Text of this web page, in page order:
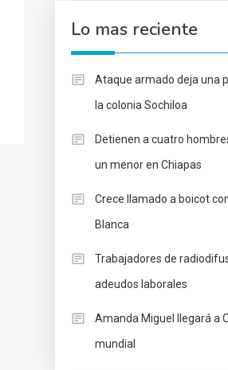
Lo mas reciente
Ataque armado deja una
la colonia Sochiloa
Detienen a cuatro
un menor en Chiapas
Crece llamado a boicot
Blanca
Trabajadores de
adeudos laborales
Amanda Miguel llegará a
mundial